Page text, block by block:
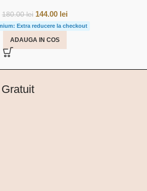
180.00lei 144.00 lei
Extra reducere la checkout
ADAUGA IN COS